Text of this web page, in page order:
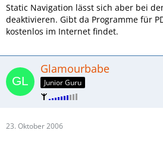
Static Navigation lässt sich aber bei
deaktivieren. Gibt da Programme für
kostenlos im Internet findet.
Glamourbabe
Junior Guru
23. Oktober 2006